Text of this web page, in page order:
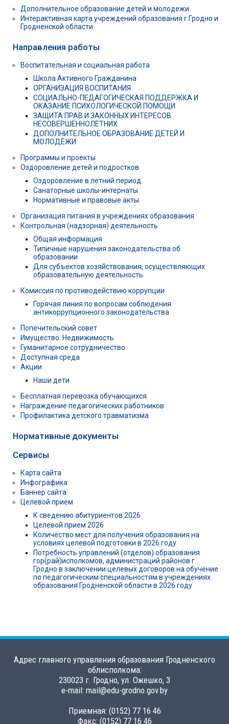
Дополнительное образование детей и молодежи
Интерактивная карта учреждений образования г.Гродно и
Гродненской области
Направления работы
Воспитательная и социальная работа
Школа Активного Гражданина
ОРГАНИЗАЦИЯ ВОСПИТАНИЯ
СОЦИАЛЬНО-ПЕДАГОГИЧЕСКАЯ ПОДДЕРЖКА И
ОКАЗАНИЕ ПСИХОЛОГИЧЕСКОЙ ПОМОЩИ
ЗАЩИТА ПРАВ И ЗАКОННЫХ ИНТЕРЕСОВ
НЕСОВЕРШЕННОЛЕТНИХ
ДОПОЛНИТЕЛЬНОЕ ОБРАЗОВАНИЕ ДЕТЕЙ И
МОЛОДЁЖИ
Программы и проекты
Оздоровление детей и подростков
Оздоровление в летний период
Санаторные школы-интернаты
Нормативные и правовые акты
Организация питания в учреждениях образования
Контрольная (надзорная) деятельность
Общая информация
Типичные нарушения законодательства об
образовании
Для субъектов хозяйствования, осуществляющих
образовательную деятельность
Комиссия по противодействию коррупции
Горячая линия по вопросам соблюдения
антикоррупционного законодательства
Попечительский совет
Имущество. Недвижимость
Гуманитарное сотрудничество
Доступная среда
Акции
Наши дети
Бесплатная перевозка обучающихся
Награждение педагогических работников
Профилактика детского травматизма
Нормативные документы
Сервисы
Карта сайта
Инфографика
Баннер сайта
Целевой прием
К сведению абитуриентов 2026
Целевой прием 2026
Количество мест для получения образования на
условиях целевой подготовки в 2026 году
Потребность управлений (отделов) образования
гор(рай)исполкомов, администраций районов г.
Гродно в заключении целевых договоров на обучение
по педагогическим специальностям в учреждениях
образования Гродненской области в 2026 году
Адрес главного управления образования Гродненского
облисполкома:
230023 г. Гродно, ул. Ожешко, 3
e-mail: mail@edu-grodno.gov.by
Приемная: (0152) 77 16 46
Факс: (0152) 77 16 46